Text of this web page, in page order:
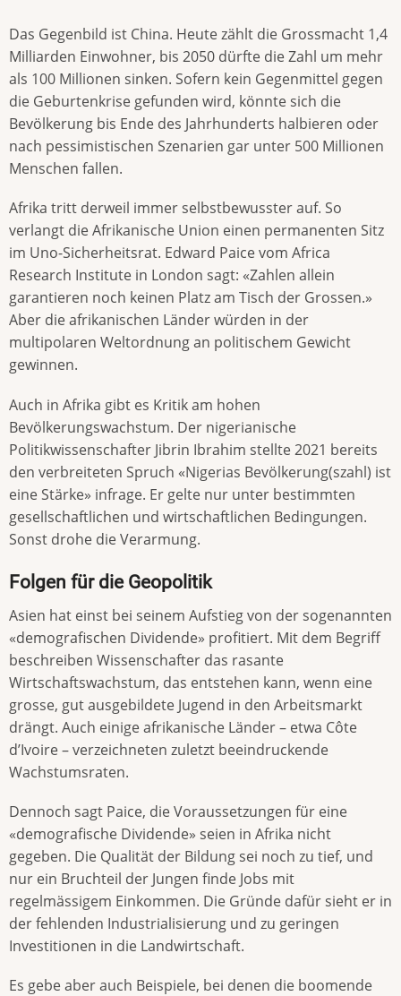
Das Gegenbild ist China. Heute zählt die Grossmacht 1,4
Milliarden Einwohner, bis 2050 dürfte die Zahl um mehr
als 100 Millionen sinken. Sofern kein Gegenmittel gegen
die Geburtenkrise gefunden wird, könnte sich die
Bevölkerung bis Ende des Jahrhunderts halbieren oder
nach pessimistischen Szenarien gar unter 500 Millionen
Menschen fallen.
Afrika tritt derweil immer selbstbewusster auf. So
verlangt die Afrikanische Union einen permanenten Sitz
im Uno-Sicherheitsrat. Edward Paice vom Africa
Research Institute in London sagt: «Zahlen allein
garantieren noch keinen Platz am Tisch der Grossen.»
Aber die afrikanischen Länder würden in der
multipolaren Weltordnung an politischem Gewicht
gewinnen.
Auch in Afrika gibt es Kritik am hohen
Bevölkerungswachstum. Der nigerianische
Politikwissenschafter Jibrin Ibrahim stellte 2021 bereits
den verbreiteten Spruch «Nigerias Bevölkerung(szahl) ist
eine Stärke» infrage. Er gelte nur unter bestimmten
gesellschaftlichen und wirtschaftlichen Bedingungen.
Sonst drohe die Verarmung.
Folgen für die Geopolitik
Asien hat einst bei seinem Aufstieg von der sogenannten
«demografischen Dividende» profitiert. Mit dem Begriff
beschreiben Wissenschafter das rasante
Wirtschaftswachstum, das entstehen kann, wenn eine
grosse, gut ausgebildete Jugend in den Arbeitsmarkt
drängt. Auch einige afrikanische Länder – etwa Côte
d’Ivoire – verzeichneten zuletzt beeindruckende
Wachstumsraten.
Dennoch sagt Paice, die Voraussetzungen für eine
«demografische Dividende» seien in Afrika nicht
gegeben. Die Qualität der Bildung sei noch zu tief, und
nur ein Bruchteil der Jungen finde Jobs mit
regelmässigem Einkommen. Die Gründe dafür sieht er in
der fehlenden Industrialisierung und zu geringen
Investitionen in die Landwirtschaft.
Es gebe aber auch Beispiele, bei denen die boomende